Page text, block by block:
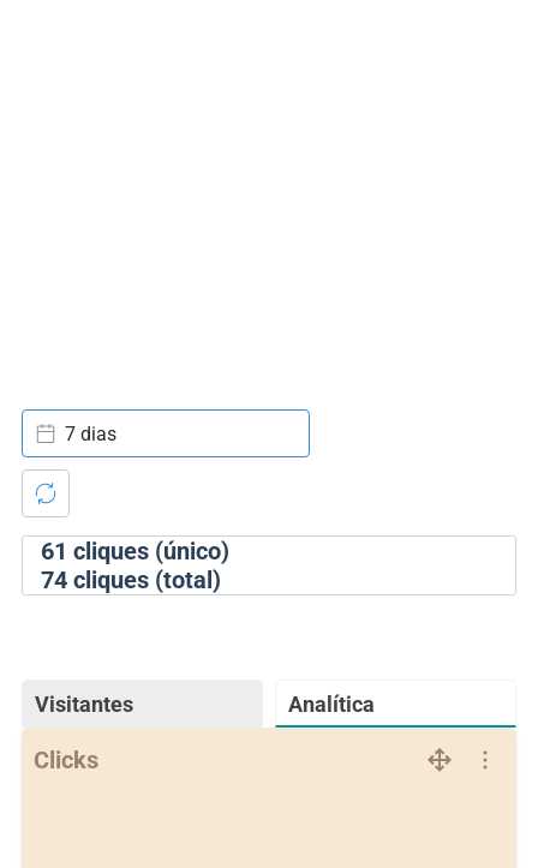
61 cliques (único)
74cliques (total)
7 dias
Visitantes Analítica
Clicks